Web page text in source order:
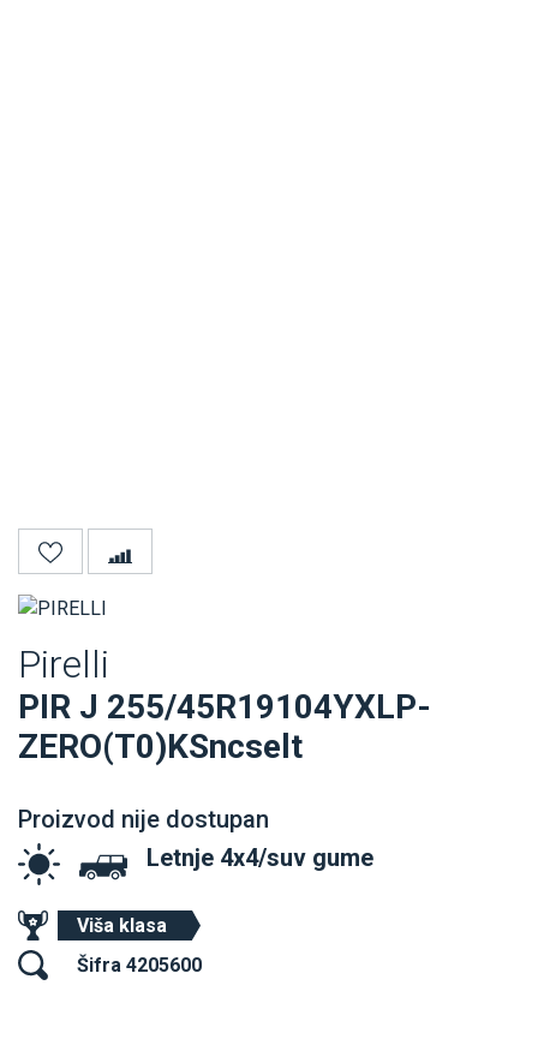
Pirelli
PIR J 255/45R19104YXLP-
ZERO(T0)KSncselt
Proizvod nije dostupan
Letnje 4x4/suv gume
Viša klasa
Šifra 4205600